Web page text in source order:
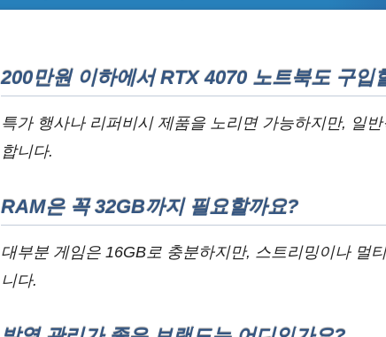
200만원 이하에서 RTX 4070 노트북도 구입
특가 행사나 리퍼비시 제품을 노리면 가능하지만, 일
합니다.
RAM은 꼭 32GB까지 필요할까요?
대부분 게임은 16GB로 충분하지만, 스트리밍이나 멀
니다.